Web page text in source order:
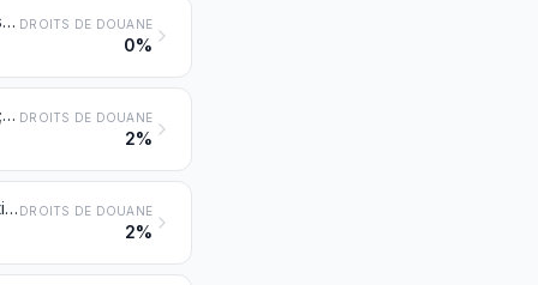
Pompes pour liquides, même comportant un dispositif mesureur; élévateurs à liquides DROITS DE DOUANE
0%
Pompes à air ou à vide, compresseurs d'air ou d'autres gaz et ventilateurs; hottes aspirantes à extraction ou à recyclage, à ventilateur incorporé, même filtrantes; enceintes de sécurité biologique étanches aux gaz, même filtrantes DROITS DE DOUANE
2%
Machines et appareils pour le conditionnement de l'air comprenant un ventilateur à moteur et des dispositifs propres à modifier la température et l'humidité, y compris ceux dans lesquels le degré hygrométrique n'est pas réglable séparément DROITS DE DOUANE
2%